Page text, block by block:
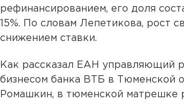
рефинансированием, его доля
15%. По словам Лепетикова, рост
снижением ставки.
Как рассказал ЕАН управляющий
бизнесом банка ВТБ в Тюменской
Ромашкин, в тюменской матрешке